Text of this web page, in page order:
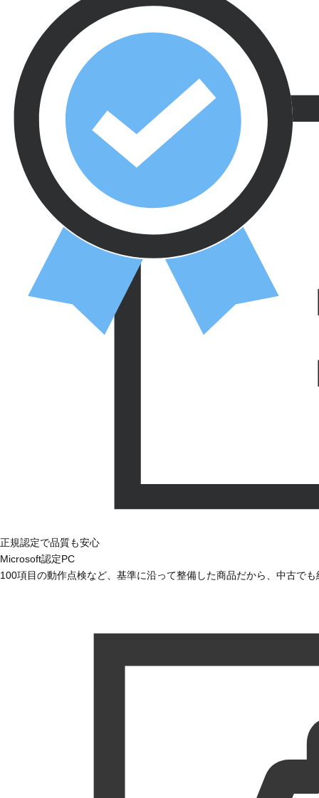
正規認定で品質も安心
Microsoft認定PC
100項目の動作点検など、基準に沿って整備した商品だから、中古で